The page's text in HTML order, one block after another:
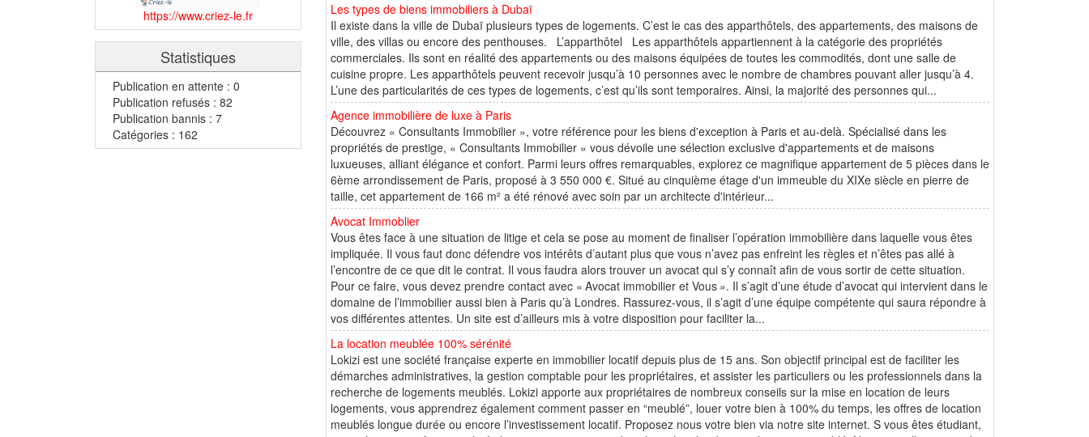
https://www.criez-le.fr
Statistiques
Publication en attente : 0
Publication refusés : 82
Publication bannis : 7
Catégories : 162
Les types de biens immobiliers à Dubaï
Il existe dans la ville de Dubaï plusieurs types de logements. C’est le cas des apparthôtels, des appartements, des maisons de
ville, des villas ou encore des penthouses. L’apparthôtel Les apparthôtels appartiennent à la catégorie des propriétés
commerciales. Ils sont en réalité des appartements ou des maisons équipées de toutes les commodités, dont une salle de
cuisine propre. Les apparthôtels peuvent recevoir jusqu’à 10 personnes avec le nombre de chambres pouvant aller jusqu’à 4.
L’une des particularités de ces types de logements, c’est qu’ils sont temporaires. Ainsi, la majorité des personnes qui...
Agence immobilière de luxe à Paris
Découvrez « Consultants Immobilier », votre référence pour les biens d'exception à Paris et au-delà. Spécialisé dans les
propriétés de prestige, « Consultants Immobilier » vous dévoile une sélection exclusive d'appartements et de maisons
luxueuses, alliant élégance et confort. Parmi leurs offres remarquables, explorez ce magnifique appartement de 5 pièces dans le
6ème arrondissement de Paris, proposé à 3 550 000 €. Situé au cinquième étage d'un immeuble du XIXe siècle en pierre de
taille, cet appartement de 166 m² a été rénové avec soin par un architecte d'intérieur...
Avocat Immoblier
Vous êtes face à une situation de litige et cela se pose au moment de finaliser l’opération immobilière dans laquelle vous êtes
impliquée. Il vous faut donc défendre vos intérêts d’autant plus que vous n’avez pas enfreint les règles et n’êtes pas allé à
l’encontre de ce que dit le contrat. Il vous faudra alors trouver un avocat qui s’y connaît afin de vous sortir de cette situation.
Pour ce faire, vous devez prendre contact avec « Avocat immobilier et Vous ». Il s’agit d’une étude d’avocat qui intervient dans le
domaine de l’immobilier aussi bien à Paris qu’à Londres. Rassurez-vous, il s’agit d’une équipe compétente qui saura répondre à
vos différentes attentes. Un site est d’ailleurs mis à votre disposition pour faciliter la...
La location meublée 100% sérénité
Lokizi est une société française experte en immobilier locatif depuis plus de 15 ans. Son objectif principal est de faciliter les
démarches administratives, la gestion comptable pour les propriétaires, et assister les particuliers ou les professionnels dans la
recherche de logements meublés. Lokizi apporte aux propriétaires de nombreux conseils sur la mise en location de leurs
logements, vous apprendrez également comment passer en “meublé”, louer votre bien à 100% du temps, les offres de location
meublés longue durée ou encore l’investissement locatif. Proposez nous votre bien via notre site internet. S vous êtes étudiant,